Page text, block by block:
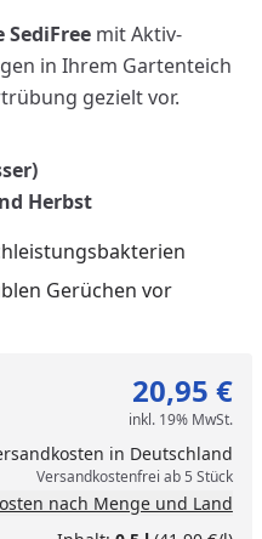
SediFreemit Aktiv-
in Ihrem Gartenteich
gezielt vor.
Herbst
Gerüchen vor
20,95 €
inkl. 19% MwSt.
in Deutschland
Versandkostenfrei ab 5 Stück
nach Menge und Land